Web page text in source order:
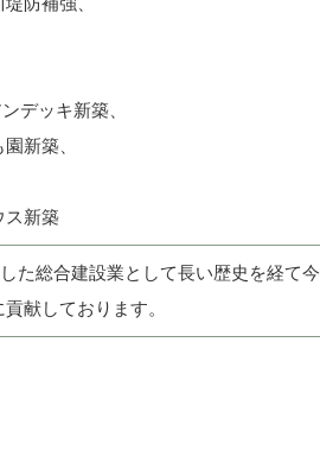
デッキ新築、
新築、
ス新築
た総合建設業として長い歴史を経て今
献しております。